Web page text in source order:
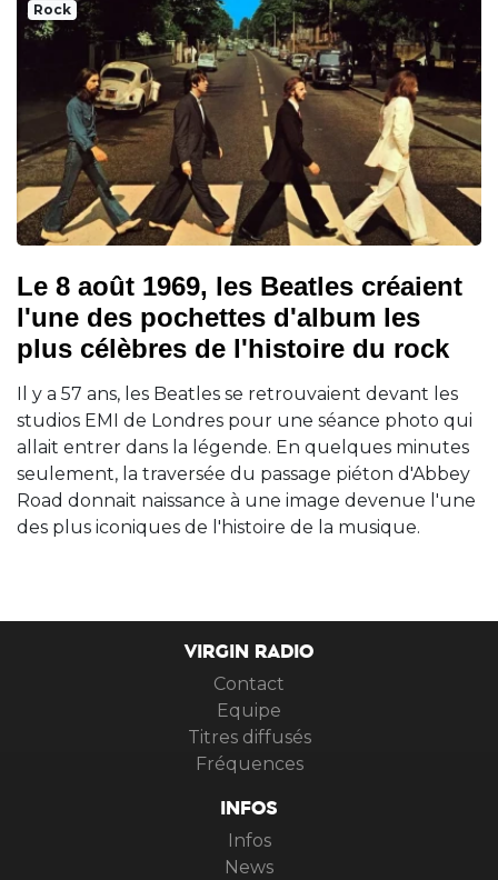
Rock
Le 8 août 1969, les Beatles créaient
l'une des pochettes d'album les
plus célèbres de l'histoire du rock
Il y a 57 ans, les Beatles se retrouvaient devant les
studios EMI de Londres pour une séance photo qui
allait entrer dans la légende. En quelques minutes
seulement, la traversée du passage piéton d'Abbey
Road donnait naissance à une image devenue l'une
des plus iconiques de l'histoire de la musique.
VIRGIN RADIO
Contact
Equipe
Titres diffusés
Fréquences
INFOS
Infos
News